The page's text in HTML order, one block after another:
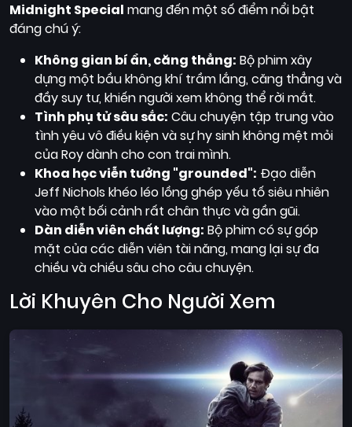
Midnight Special mang đến một số điểm nổi bật
đáng chú ý:
Không gian bí ẩn, căng thẳng: Bộ phim xây
dựng một bầu không khí trầm lắng, căng thẳng và
đầy suy tư, khiến người xem không thể rời mắt.
Tình phụ tử sâu sắc: Câu chuyện tập trung vào
tình yêu vô điều kiện và sự hy sinh không mệt mỏi
của Roy dành cho con trai mình.
Khoa học viễn tưởng "grounded": Đạo diễn
Jeff Nichols khéo léo lồng ghép yếu tố siêu nhiên
vào một bối cảnh rất chân thực và gần gũi.
Dàn diễn viên chất lượng: Bộ phim có sự góp
mặt của các diễn viên tài năng, mang lại sự đa
chiều và chiều sâu cho câu chuyện.
Lời Khuyên Cho Người Xem